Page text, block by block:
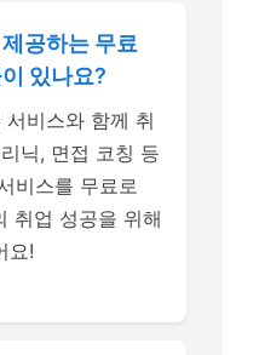
공하는 무료
있나요?
비스와 함께 취
닉, 면접 코칭 등
비스를 무료로
취업 성공을 위해
요!